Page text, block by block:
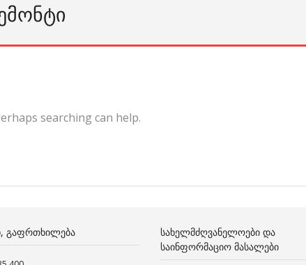
searching can help.
ᲒᲐᲤᲠᲗᲮᲘᲚᲔᲑᲐ
ᲡᲐᲮᲔᲚᲛᲫᲦᲕᲐᲜᲔᲚᲝᲔᲑᲘ ᲓᲐ
ᲡᲐᲘᲜᲤᲝᲠᲛᲐᲪᲘᲝ ᲛᲐᲡᲐᲚᲔᲑᲘ